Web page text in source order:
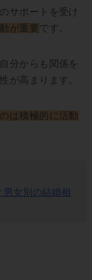
サポートを受け
が重要 です。
分からも関係を
が高まります。
は積極的に活動
女別の結婚相